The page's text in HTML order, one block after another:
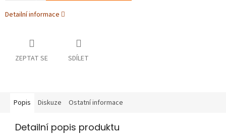
Detailní informace
ZEPTAT SE SDÍLET
Popis Diskuze Ostatní informace
Detailní popis produktu